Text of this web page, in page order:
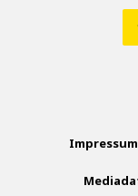
Impressum